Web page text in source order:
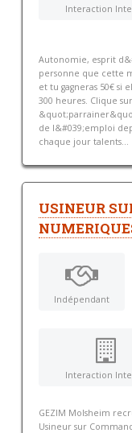
Interaction
Autonomie, esprit
personne que cette
et tu gagneras 50€ si
300 heures. Clique
de l&#039;emploi
chaque jour talents...
USINEUR
Indépendant
Interaction
GEZIM Molsheim
Usineur sur